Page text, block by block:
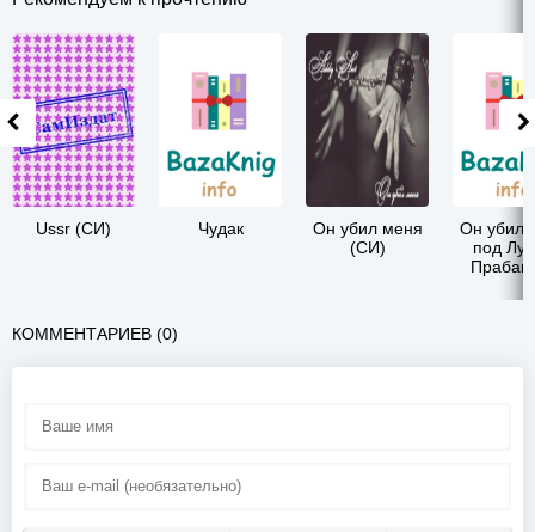
Ussr (СИ) Чудак
Он убил меня
(СИ)
Он убил
под
КОММЕНТАРИЕВ (0)